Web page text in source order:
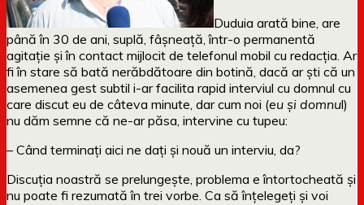
Duduia arată bine, are
până în 30 de ani, suplă, fâșneață, într-o permanentă
agitație și în contact mijlocit de telefonul mobil cu redacția. Ar
fi în stare să bată nerăbdătoare din botină, dacă ar ști că un
asemenea gest subtil i-ar facilita rapid interviul cu domnul cu
care discut eu de câteva minute, dar cum noi (eu și domnul)
nu dăm semne că ne-ar păsa, intervine cu tupeu:
– Când terminați aici ne dați și nouă un interviu, da?
Discuția noastră se prelungește, problema e întortocheată și
nu poate fi rezumată în trei vorbe. Ca să înțelegeți și voi